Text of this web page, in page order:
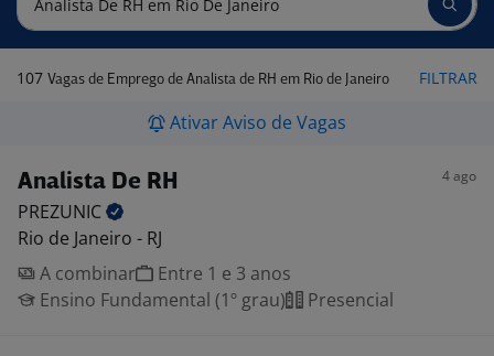
107 Vagas de Emprego de Analista de RH em Rio de Janeiro FILTRAR
Ativar Aviso de Vagas
Analista De RH 4 ago
PREZUNIC
Rio de Janeiro - RJ
A combinar
Entre 1 e 3 anos
Ensino Fundamental (1º grau)
Presencial